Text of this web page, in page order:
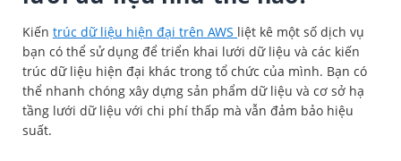
Kiến trúc dữ liệu hiện đại trên AWS liệt kê một số dịch vụ
bạn có thể sử dụng để triển khai lưới dữ liệu và các kiến
trúc dữ liệu hiện đại khác trong tổ chức của mình. Bạn có
thể nhanh chóng xây dựng sản phẩm dữ liệu và cơ sở hạ
tầng lưới dữ liệu với chi phí thấp mà vẫn đảm bảo hiệu
suất.